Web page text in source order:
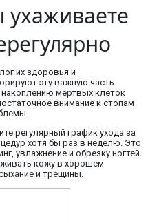
их здоровья и
эту важную часть
накоплению мертвых клеток
внимание к стопам
регулярный график ухода за
хотя бы раз в неделю. Это
увлажнение и обрезку ногтей.
кожу в хорошем
и трещины.